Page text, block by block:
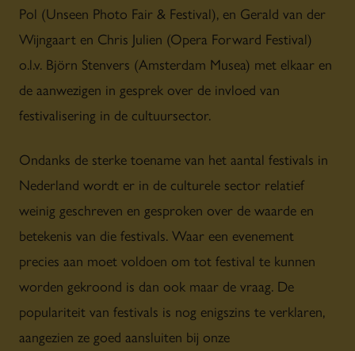
Pol (Unseen Photo Fair & Festival), en Gerald van der
Wijngaart en Chris Julien (Opera Forward Festival)
o.l.v. Björn Stenvers (Amsterdam Musea) met elkaar en
de aanwezigen in gesprek over de invloed van
festivalisering in de cultuursector.
Ondanks de sterke toename van het aantal festivals in
Nederland wordt er in de culturele sector relatief
weinig geschreven en gesproken over de waarde en
betekenis van die festivals. Waar een evenement
precies aan moet voldoen om tot festival te kunnen
worden gekroond is dan ook maar de vraag. De
populariteit van festivals is nog enigszins te verklaren,
aangezien ze goed aansluiten bij onze